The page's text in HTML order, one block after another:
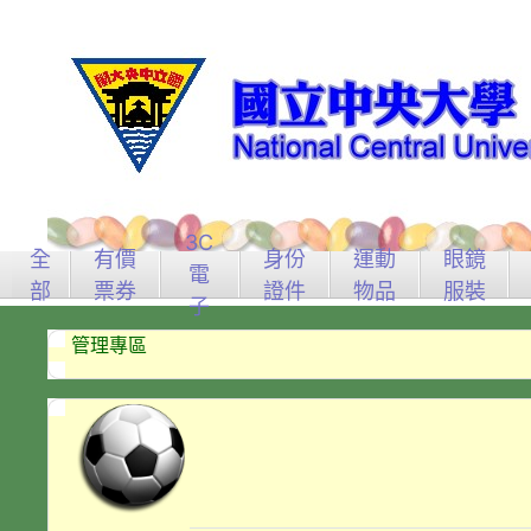
全
部
有價
票券
3C
電
子
身份
證件
運動
物品
眼鏡
服裝
管理專區